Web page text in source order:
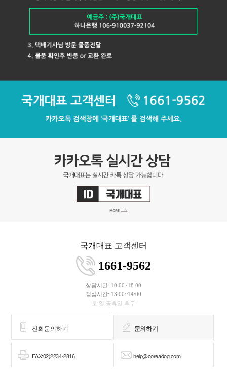
국개대표 고객센터
1661-9562
상담시간: 10:00~18:00
점심시간: 13:00~14:00
토,일,공휴일 휴무
전화문의하기 문의하기
FAX:02)2234-2816 help@coreadog.com